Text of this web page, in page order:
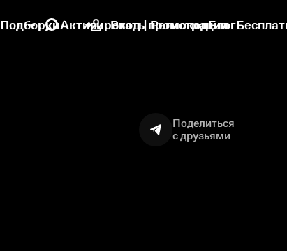
ПодборкиАктивировать промокодБлог
Вход | Регистрация
Поделиться
с друзьями